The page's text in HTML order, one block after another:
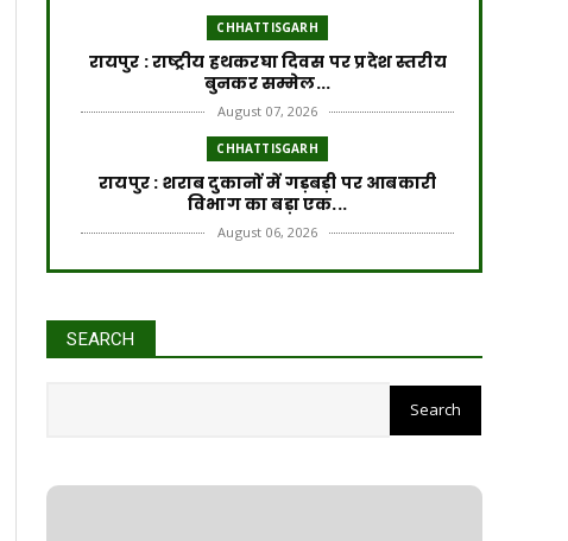
CHHATTISGARH
रायपुर : राष्ट्रीय हथकरघा दिवस पर प्रदेश स्तरीय
बुनकर सम्मेल...
August 07, 2026
CHHATTISGARH
रायपुर : शराब दुकानों में गड़बड़ी पर आबकारी
विभाग का बड़ा एक...
August 06, 2026
CHHATTISGARH
August 06, 2026
SEARCH